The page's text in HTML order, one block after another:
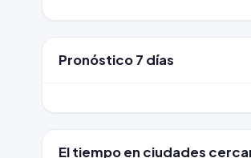
Pronóstico 7 días
El tiempo en ciudades